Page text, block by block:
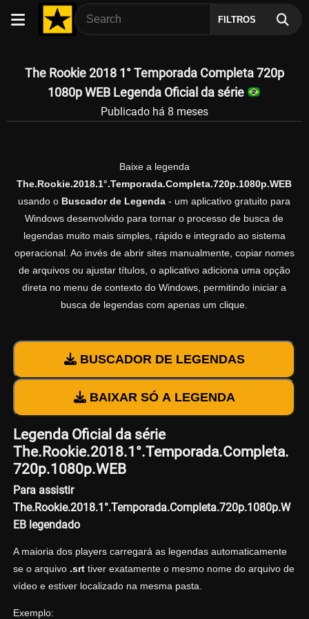
FILTROS
The Rookie 2018 1° Temporada Completa 720p
1080p WEB Legenda Oficial da série
Publicado há 8 meses
Baixe a legenda
The.Rookie.2018.1°.Temporada.Completa.720p.1080p.WEB
usando o Buscador de Legenda - um aplicativo gratuito para
Windows desenvolvido para tornar o processo de busca de
legendas muito mais simples, rápido e integrado ao sistema
operacional. Ao invés de abrir sites manualmente, copiar nomes
de arquivos ou ajustar títulos, o aplicativo adiciona uma opção
direta no menu de contexto do Windows, permitindo iniciar a
busca de legendas com apenas um clique.
BUSCADOR DE LEGENDAS
BAIXAR SÓ A LEGENDA
Legenda Oficial da série
The.Rookie.2018.1°.Temporada.Completa.
720p.1080p.WEB
Para assistir
The.Rookie.2018.1°.Temporada.Completa.720p.1080p.W
EB legendado
A maioria dos players carregará as legendas automaticamente
se o arquivo .srttiver exatamente o mesmo nome do arquivo de
vídeo e estiver localizado na mesma pasta.
Exemplo: